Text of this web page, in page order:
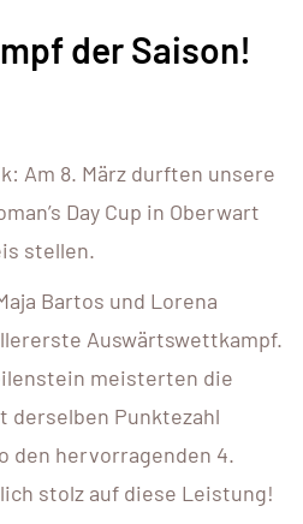
der Saison!
Am 8. März durften unsere
Day Cup in Oberwart
stellen.
Bartos und Lorena
Auswärtswettkampf.
meisterten die
derselben Punktezahl
den hervorragenden 4.
stolz auf diese Leistung!